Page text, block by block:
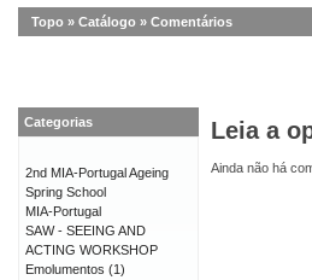
Topo » Catálogo » Comentários
Leia a
Ainda não há
Categorias
2nd MIA-Portugal Ageing
Spring School
MIA-Portugal
SAW - SEEING AND
ACTING WORKSHOP
Emolumentos (1)